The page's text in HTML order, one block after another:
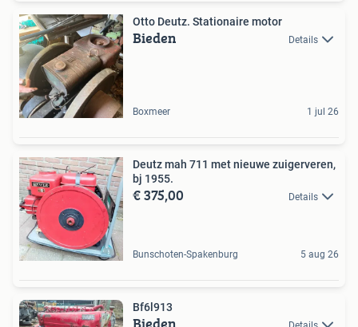
Otto Deutz. Stationaire motor
Bieden Details
Boxmeer 1 jul 26
Deutz mah 711 met nieuwe zuigerveren,
bj 1955.
€ 375,00 Details
Bunschoten-Spakenburg 5 aug 26
Bf6l913